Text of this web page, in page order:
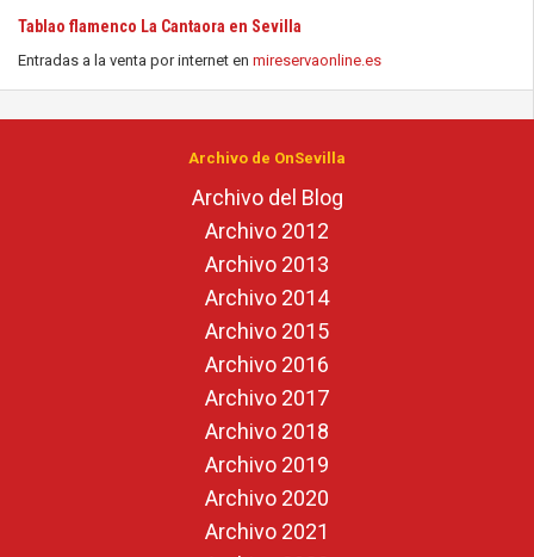
Tablao flamenco La Cantaora en Sevilla
Entradas a la venta por internet en mireservaonline.es
Archivo de OnSevilla
Archivo del Blog
Archivo 2012
Archivo 2013
Archivo 2014
Archivo 2015
Archivo 2016
Archivo 2017
Archivo 2018
Archivo 2019
Archivo 2020
Archivo 2021